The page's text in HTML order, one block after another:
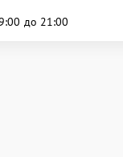
до 21:00